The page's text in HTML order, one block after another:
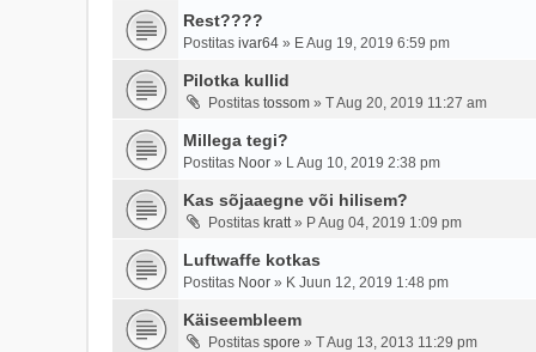
Rest????
Postitas ivar64 » E Aug 19, 2019 6:59 pm
Pilotka kullid
Postitas tossom » T Aug 20, 2019 11:27 am
Millega tegi?
Postitas Noor » L Aug 10, 2019 2:38 pm
Kas sõjaaegne või hilisem?
Postitas kratt» P Aug 04, 2019 1:09 pm
Luftwaffe kotkas
Postitas Noor » K Juun 12, 2019 1:48 pm
Käiseembleem
Postitas spore » T Aug 13, 2013 11:29 pm